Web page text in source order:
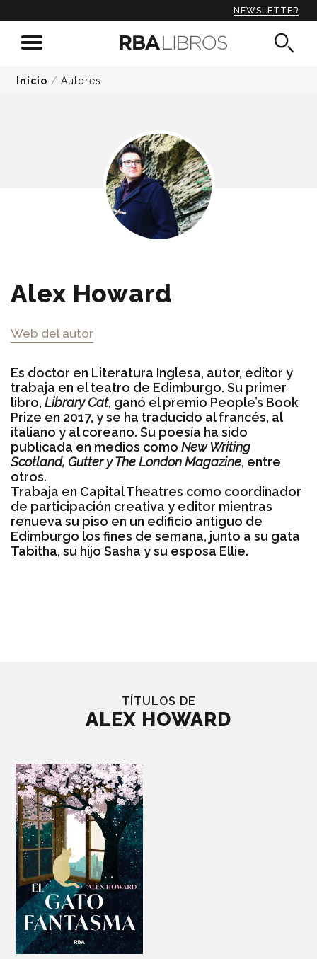
NEWSLETTER
Inicio / Autores
Alex Howard
Web del autor
Es doctor en Literatura Inglesa, autor, editor y
trabaja en el teatro de Edimburgo. Su primer
libro, Library Cat, ganó el premio People’s Book
Prize en 2017, y se ha traducido al francés, al
italiano y al coreano. Su poesía ha sido
publicada en medios como New Writing
Scotland, Gutter y The London Magazine, entre
otros.
Trabaja en Capital Theatres como coordinador
de participación creativa y editor mientras
renueva su piso en un edificio antiguo de
Edimburgo los fines de semana, junto a su gata
Tabitha, su hijo Sasha y su esposa Ellie.
TÍTULOS DE
ALEX HOWARD